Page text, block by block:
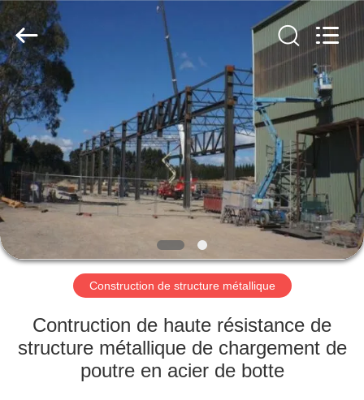
ACCUEIL
PRODUITS
VIDÉOS
SPECTACLE
DE
RÉALITÉ
VIRTUELLE
Qingdao
Fabrication
Co.,
Ltd..
All
Rights
Reserved.
Construction de structure métallique
Contruction de haute résistance de
structure métallique de chargement de
poutre en acier de botte